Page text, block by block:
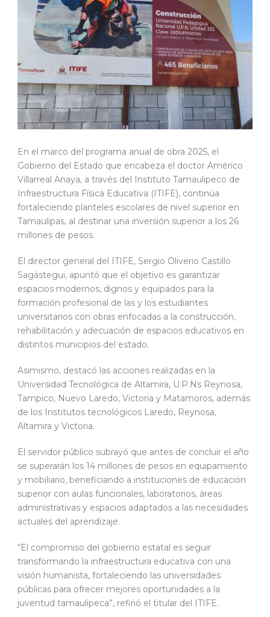
En el marco del programa anual de obra 2025, el
Gobierno del Estado que encabeza el doctor Américo
Villarreal Anaya, a través del Instituto Tamaulipeco de
Infraestructura Física Educativa (ITIFE), continúa
fortaleciendo planteles escolares de nivel superior en
Tamaulipas, al destinar una inversión superior a los 26
millones de pesos.
El director general del ITIFE, Sergio Oliverio Castillo
Sagástegui, apuntó que el objetivo es garantizar
espacios modernos, dignos y equipados para la
formación profesional de las y los estudiantes
universitarios con obras enfocadas a la construcción,
rehabilitación y adecuación de espacios educativos en
distintos municipios del estado.
Asimismo, destacó las acciones realizadas en la
Universidad Tecnológica de Altamira, U.P.Ns Reynosa,
Tampico, Nuevo Laredo, Victoria y Matamoros, además
de los Institutos tecnológicos Laredo, Reynosa,
Altamira y Victoria.
El servidor público subrayó que antes de concluir el año
se superarán los 14 millones de pesos en equipamiento
y mobiliario, beneficiando a instituciones de educación
superior con aulas funcionales, laboratorios, áreas
administrativas y espacios adaptados a las necesidades
actuales del aprendizaje.
“El compromiso del gobierno estatal es seguir
transformando la infraestructura educativa con una
visión humanista, fortaleciendo las universidades
públicas para ofrecer mejores oportunidades a la
juventud tamaulipeca”, refirió el titular del ITIFE.